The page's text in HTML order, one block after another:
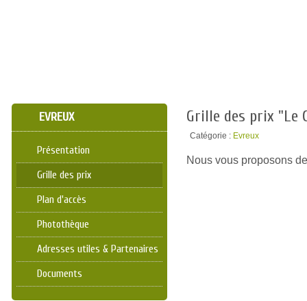
Grille des prix "Le
Catégorie : Evreux
Nous vous proposons
EVREUX
Présentation
Grille des prix
Plan d'accès
Photothèque
Adresses utiles & Partenaires
Documents